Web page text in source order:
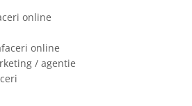
online
online
/ agentie